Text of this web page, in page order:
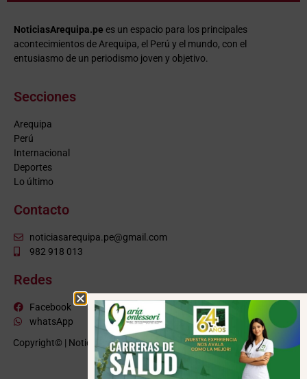
NoticiasArequipa.pe es un espacio para los principales
acontecimientos de Arequipa, el Perú y el mundo, con el
entusiasmo de un periodismo joven y objetivo.
Secciones
Arequipa
Perú
Internacional
Deportes
Lo último
Contacto
noticiasarequipa.pe@gmail.com
982 918 013
Redes
Facebook
whatsApp
Copyright© | NoticiasArequipa.pe | Grupo HBA Noticias| Todos los
derechos reservados